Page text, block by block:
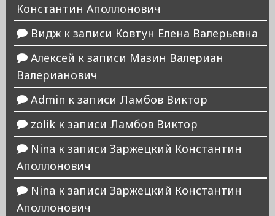
Константин Аполлонович
Виджк записи Ковтун Елена Валерьевна
Алексей к записи Мазин Валериан
Валерианович
Admin к записи Ламбов Виктор
zolikк записи Ламбов Виктор
Nina к записи Заржецкий Константин
Аполлонович
Nina к записи Заржецкий Константин
Аполлонович